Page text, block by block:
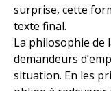
surprise, cette
texte final.
La philosophie de
demandeurs
situation. En les